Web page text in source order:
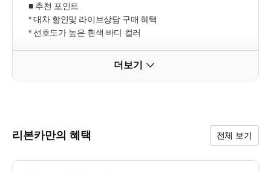
■ 추천 포인트
* 대차 할인및 라이브상담 구매 혜택
* 선호도가 높은 흰색 바디 컬러
* 주기적인 관리로 차량컨디션 높은 차량
------------------------------------------------
더보기
리본카만의 혜택 전체 보기